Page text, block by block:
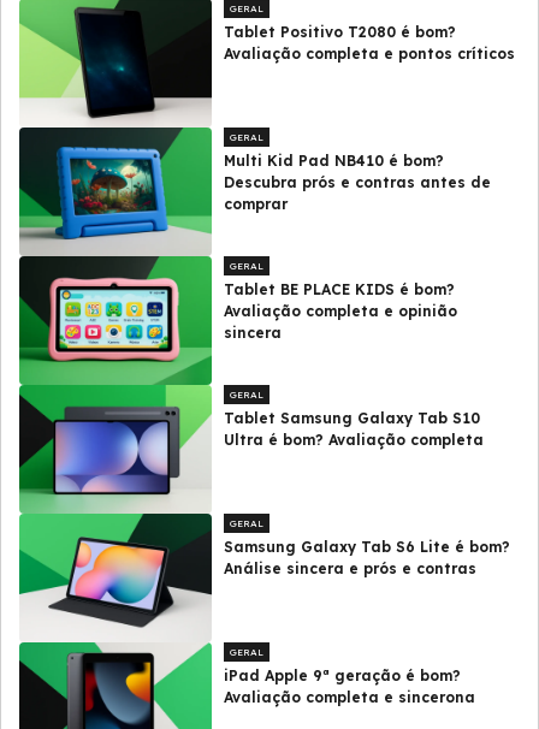
GERAL
Tablet Positivo T2080 é bom?
Avaliação completa e pontos críticos
GERAL
Multi Kid Pad NB410 é bom?
Descubra prós e contras antes de
comprar
GERAL
Tablet BE PLACE KIDS é bom?
Avaliação completa e opinião
sincera
GERAL
Tablet Samsung Galaxy Tab S10
Ultra é bom? Avaliação completa
GERAL
Samsung Galaxy Tab S6 Lite é bom?
Análise sincera e prós e contras
GERAL
iPad Apple 9ª geração é bom?
Avaliação completa e sincerona